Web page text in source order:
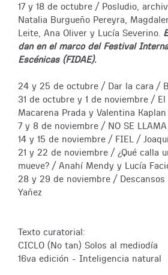
17 y 18 de octubre / Posludio,
Natalia Burgueño Pereyra,
Leite, Ana Oliver y Lucía Severino.
dan en el marco del Festival
Escénicas (FIDAE).
24 y 25 de octubre / Dar la cara /
31 de octubre y 1 de noviembre /
Macarena Prada y Valentina Kaplan
7 y 8 de noviembre / NO SE
14 y 15 de noviembre / FIEL /
21 y 22 de noviembre / ¿Qué calla
mueve? / Anahí Mendy y Lucía
28 y 29 de noviembre /
Yañez
Texto curatorial:
CICLO (No tan) Solos al mediodía
16va edición - Inteligencia natural